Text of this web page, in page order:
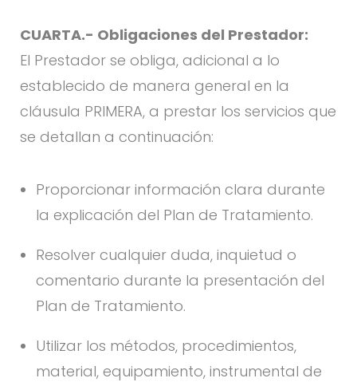
CUARTA.- Obligaciones del Prestador:
El Prestador se obliga, adicional a lo
establecido de manera general en la
cláusula PRIMERA, a prestar los servicios que
se detallan a continuación:
Proporcionar información clara durante
la explicación del Plan de Tratamiento.
Resolver cualquier duda, inquietud o
comentario durante la presentación del
Plan de Tratamiento.
Utilizar los métodos, procedimientos,
material, equipamiento, instrumental de